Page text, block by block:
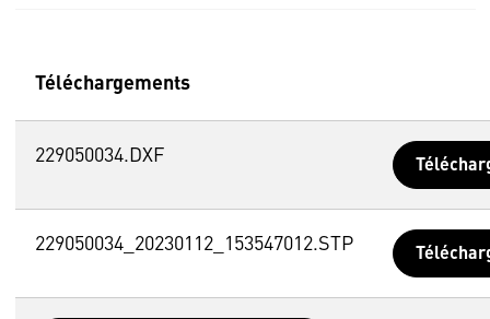
Téléchargements
229050034.DXF
229050034_20230112_153547012.STP